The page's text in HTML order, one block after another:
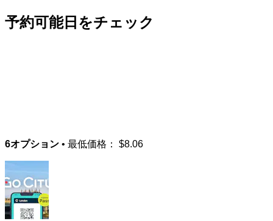
予約可能日をチェック
6オプション • 最低価格： $8.06